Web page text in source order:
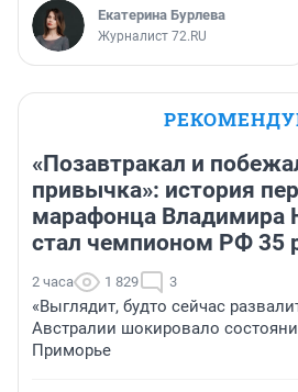
Екатерина Бурлева
Журналист 72.RU
«Позавтракал и
привычка»: история
марафонца Владимира
стал чемпионом РФ 35
2 часа 1 829 3
«Выглядит, будто сейчас
Австралии шокировало
Приморье